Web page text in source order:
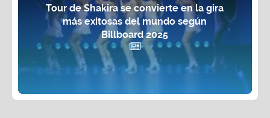
Tour de Shakira se convierte en la gira
más exitosas del mundo según
Billboard 2025